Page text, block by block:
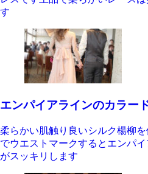
す
エンパイアラインのカラー
柔らかい肌触り良いシルク楊柳
でウエストマークするとエンパ
がスッキリします